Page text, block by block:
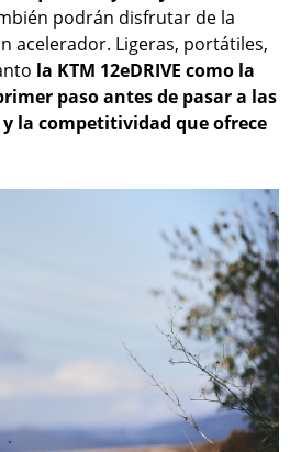
podrán disfrutar de la
acelerador. Ligeras, portátiles,
la KTM 12eDRIVE como la
paso antes de pasar a las
la competitividad que ofrece